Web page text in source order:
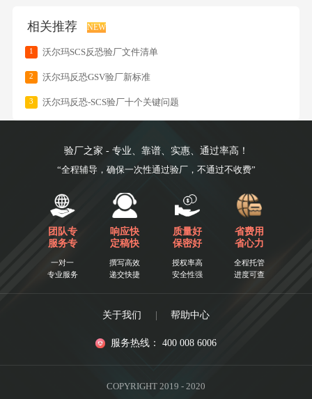
相关推荐 NEW
1 沃尔玛SCS反恐验厂文件清单
2 沃尔玛反恐GSV验厂新标准
3 沃尔玛反恐-SCS验厂十个关键问题
验厂之家 - 专业、靠谱、实惠、通过率高！
“全程辅导，确保一次性通过验厂，不通过不收费”
团队专
服务专
一对一
专业服务
响应快
定稿快
撰写高效
递交快捷
质量好
保密好
授权率高
安全性强
省费用
省心力
全程托管
进度可查
关于我们 | 帮助中心
服务热线： 400 008 6006
COPYRIGHT 2019 - 2020